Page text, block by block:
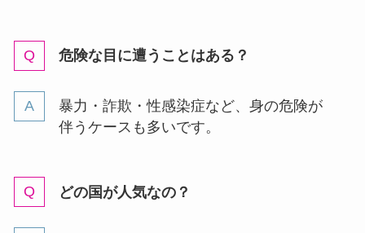
危険な目に遭うことはある？
暴力・詐欺・性感染症など、身の危険が
伴うケースも多いです。
どの国が人気なの？